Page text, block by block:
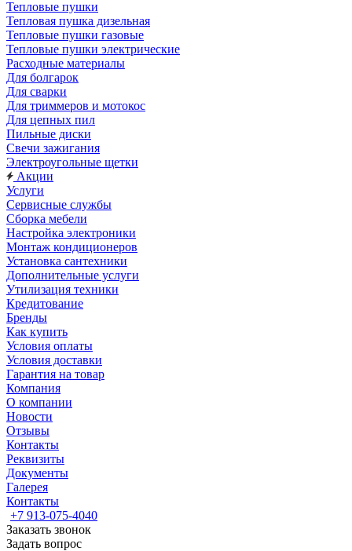
Тепловые пушки
Тепловая пушка дизельная
Тепловые пушки газовые
Тепловые пушки электрические
Расходные материалы
Для болгарок
Для сварки
Для триммеров и мотокос
Для цепных пил
Пильные диски
Свечи зажигания
Электроугольные щетки
Акции
Услуги
Сервисные службы
Сборка мебели
Настройка электроники
Монтаж кондиционеров
Установка сантехники
Дополнительные услуги
Утилизация техники
Кредитование
Бренды
Как купить
Условия оплаты
Условия доставки
Гарантия на товар
Компания
О компании
Новости
Отзывы
Контакты
Реквизиты
Документы
Галерея
Контакты
+7 913-075-4040
Заказать звонок
Задать вопрос